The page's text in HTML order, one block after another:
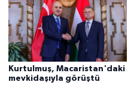
Kurtulmuş, Macaristan'daki
mevkidaşıyla görüştü